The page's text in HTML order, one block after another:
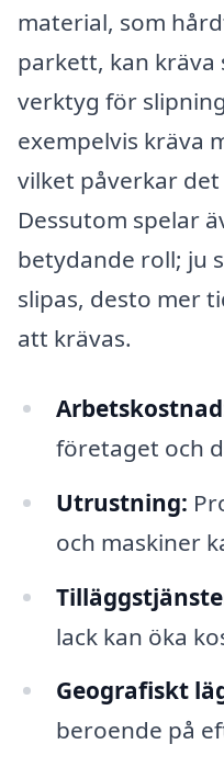
material, som
parkett, kan kräva
verktyg för
exempelvis kräva
vilket påverkar
Dessutom spelar
betydande roll; ju
slipas, desto mer
att krävas.
företaget och
Utrustning:
och maskiner
lack kan öka
Geografiskt
beroende på